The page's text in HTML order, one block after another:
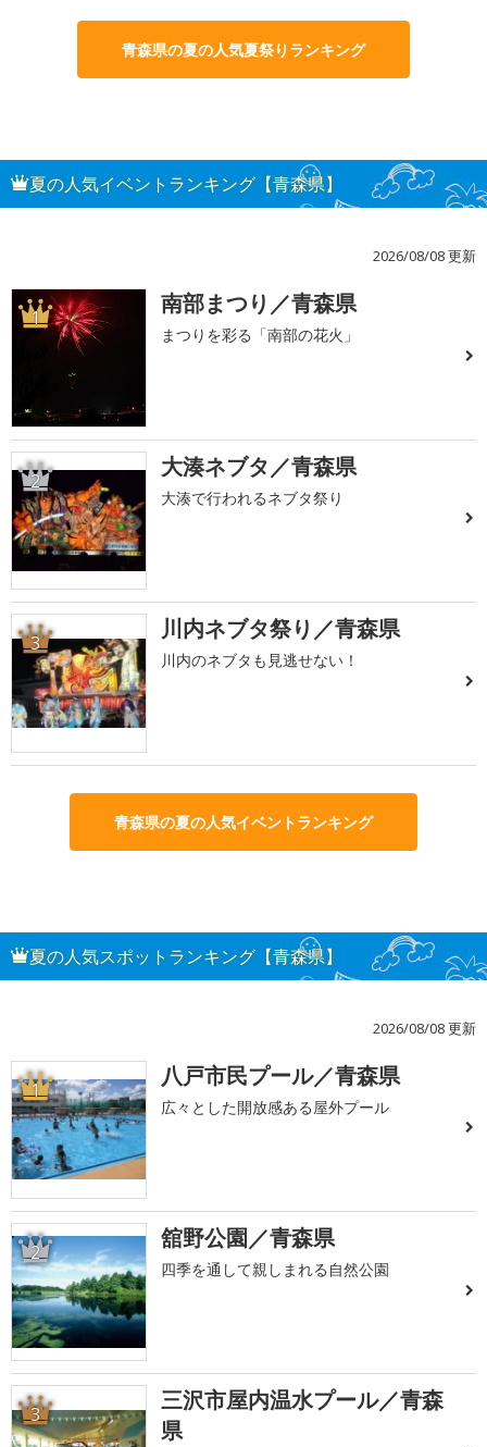
青森県の夏の人気夏祭りランキング
夏の人気イベントランキング【青森県】
2026/08/08 更新
1 南部まつり／青森県
まつりを彩る「南部の花火」
2 大湊ネブタ／青森県
大湊で行われるネブタ祭り
3 川内ネブタ祭り／青森県
川内のネブタも見逃せない！
青森県の夏の人気イベントランキング
夏の人気スポットランキング【青森県】
2026/08/08 更新
1 八戸市民プール／青森県
広々とした開放感ある屋外プール
2 舘野公園／青森県
四季を通して親しまれる自然公園
3
三沢市屋内温水プール／青森
県